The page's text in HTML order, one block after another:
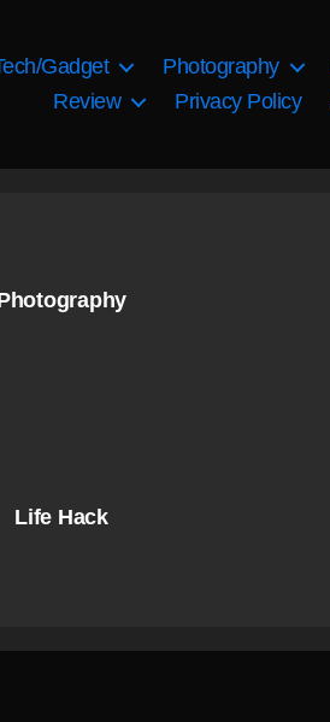
Gadget Photography
Review
Privacy Policy
Life Hack